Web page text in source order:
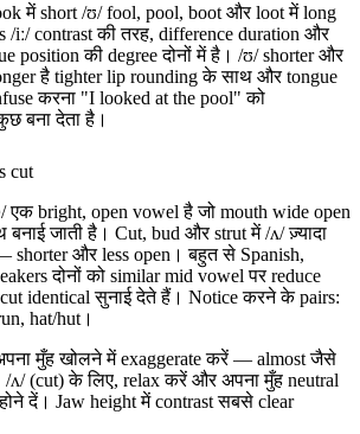
में short /ʊ/ fool, pool, boot और loot में long
/iː/ contrast की तरह, difference duration और
position की degree दोनों में है। /ʊ/ shorter और
है tighter lip rounding के साथ और tongue
करना "I looked at the pool" को
बना देता है।
cut
एक bright, open vowel है जो mouth wide open
जाती है। Cut, bud और strut में /ʌ/ ज़्यादा
shorter और less open। बहुत से Spanish,
दोनों को similar mid vowel पर reduce
identical सुनाई देते हैं। Notice करने के pairs:
hat/hut।
मुँह खोलने में exaggerate करें — almost जैसे
ʌ/ (cut) के लिए, relax करें और अपना मुँह neutral
दें। Jaw height में contrast सबसे clear